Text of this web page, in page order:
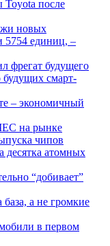
Toyota после
новых
5754 единиц, –
фрегат будущего
смарт-
– экономичный
на рынке
чипов
десятка атомных
“добивает”
а не громкие
в первом